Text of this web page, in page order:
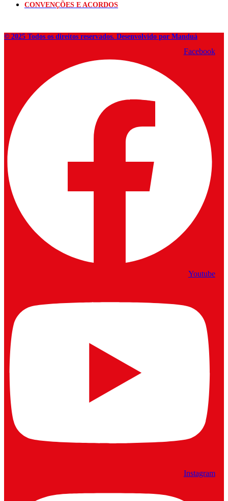
CONVENÇÕES E ACORDOS
© 2025 Todos os direitos reservados. Desenvolvido por Manduá
Facebook
Youtube
Instagram